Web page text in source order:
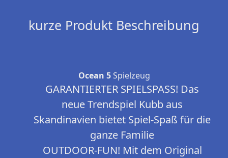
kurze Produkt Beschreibung
Ocean 5Spielzeug
GARANTIERTER SPIELSPASS! Das
neue Trendspiel Kubb aus
Skandinavien bietet Spiel-Spaß für die
ganze Familie
OUTDOOR-FUN! Mit dem Original